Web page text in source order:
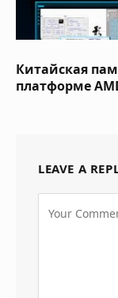
Китайская
платформе
LEAVE A